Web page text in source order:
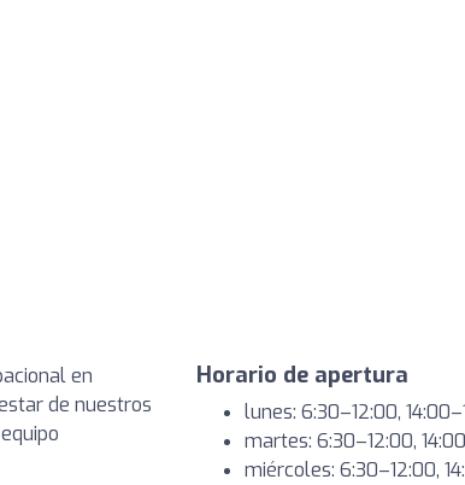
en
de nuestros
Horario de apertura
lunes: 6:30–12:00,
martes: 6:30–12:00,
miércoles: 6:30–12:00,